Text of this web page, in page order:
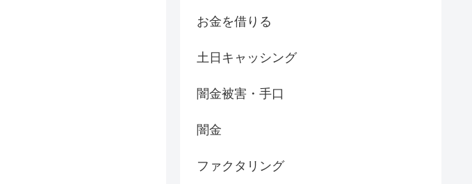
お金を借りる
土日キャッシング
闇金被害・手口
闇金
ファクタリング